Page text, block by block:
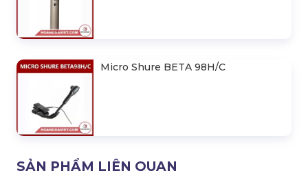
Micro Shure BETA 98H/C
SẢN PHẨM LIÊN QUAN